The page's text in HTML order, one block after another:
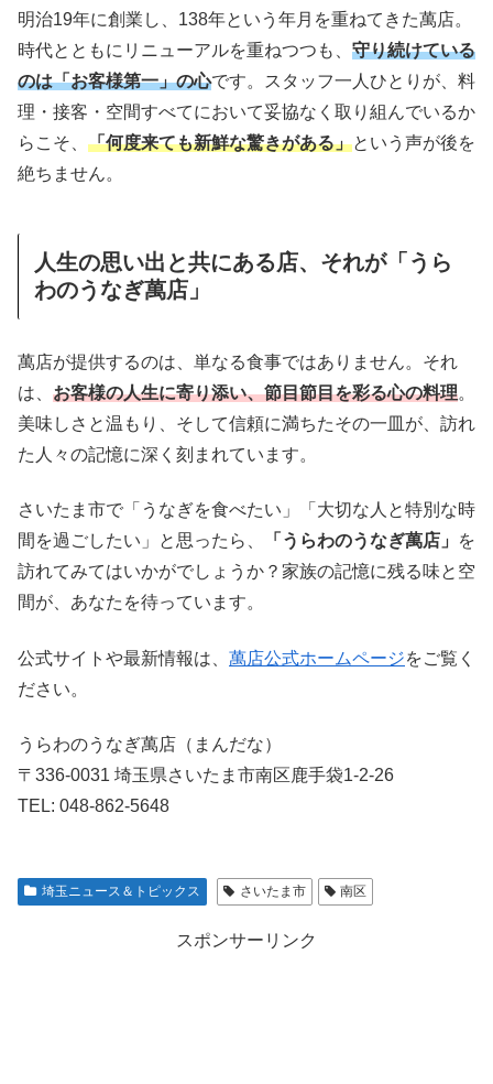
明治19年に創業し、138年という年月を重ねてきた萬店。
時代とともにリニューアルを重ねつつも、 守り続けている
のは「お客様第一」の心です。スタッフ一人ひとりが、料
理・接客・空間すべてにおいて妥協なく取り組んでいるか
らこそ、 「何度来ても新鮮な驚きがある」という声が後を
絶ちません。
人生の思い出と共にある店、それが「うら
わのうなぎ萬店」
萬店が提供するのは、単なる食事ではありません。それ
は、 お客様の人生に寄り添い、節目節目を彩る心の料理。
美味しさと温もり、そして信頼に満ちたその一皿が、訪れ
た人々の記憶に深く刻まれています。
さいたま市で「うなぎを食べたい」「大切な人と特別な時
間を過ごしたい」と思ったら、
「うらわのうなぎ萬店」
を
訪れてみてはいかがでしょうか？家族の記憶に残る味と空
間が、あなたを待っています。
公式サイトや最新情報は、 萬店公式ホームページをご覧く
ださい。
うらわのうなぎ萬店（まんだな）
〒336-0031 埼玉県さいたま市南区鹿手袋1-2-26
TEL: 048-862-5648
埼玉ニュース＆トピックス さいたま市 南区
スポンサーリンク